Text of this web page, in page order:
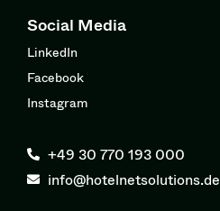
Social Media
LinkedIn
Facebook
Instagram
+49 30 770 193 000
info@hotelnetsolutions.de